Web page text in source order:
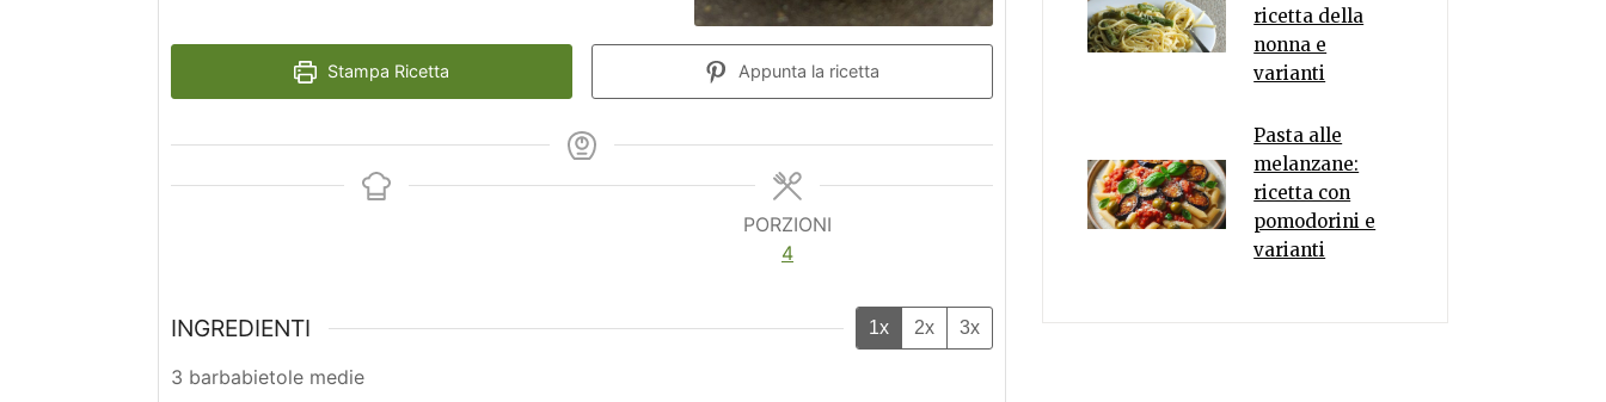
Stampa Ricetta Appunta la ricetta
PORZIONI
4
INGREDIENTI 1x 2x 3x
3 barbabietole medie
ricetta della
nonna e
varianti
Pasta alle
melanzane:
ricetta con
pomodorini e
varianti